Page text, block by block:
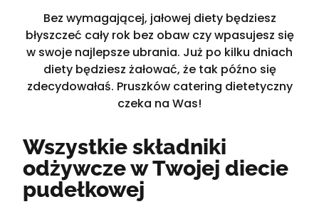
Bez wymagającej, jałowej diety będziesz
błyszczeć cały rok bez obaw czy wpasujesz się
w swoje najlepsze ubrania. Już po kilku dniach
diety będziesz żałować, że tak późno się
zdecydowałaś. Pruszków catering dietetyczny
czeka na Was!
Wszystkie składniki
odżywcze w Twojej diecie
pudełkowej